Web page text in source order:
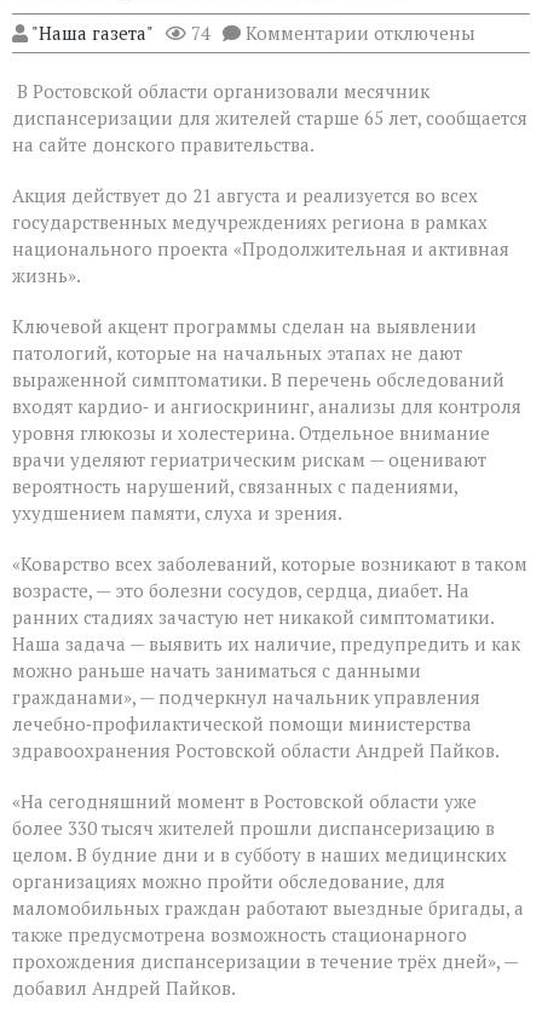
"Наша газета" 74 Комментарии к
записи
Дону
проходит
месячник
людей
«серебряного»
возраста
отключены
В Ростовской области организовали месячник
диспансеризации для жителей старше 65 лет, сообщается
на сайте донского правительства.
Акция действует до 21 августа и реализуется во всех
государственных медучреждениях региона в рамках
национального проекта «Продолжительная и активная
жизнь».
Ключевой акцент программы сделан на выявлении
патологий, которые на начальных этапах не дают
выраженной симптоматики. В перечень обследований
входят кардио‑ и ангиоскрининг, анализы для контроля
уровня глюкозы и холестерина. Отдельное внимание
врачи уделяют гериатрическим рискам — оценивают
вероятность нарушений, связанных с падениями,
ухудшением памяти, слуха и зрения.
«Коварство всех заболеваний, которые возникают в таком
возрасте, — это болезни сосудов, сердца, диабет. На
ранних стадиях зачастую нет никакой симптоматики.
Наша задача — выявить их наличие, предупредить и как
можно раньше начать заниматься с данными
гражданами», — подчеркнул начальник управления
лечебно‑профилактической помощи министерства
здравоохранения Ростовской области Андрей Пайков.
«На сегодняшний момент в Ростовской области уже
более 330 тысяч жителей прошли диспансеризацию в
целом. В будние дни и в субботу в наших медицинских
организациях можно пройти обследование, для
маломобильных граждан работают выездные бригады, а
также предусмотрена возможность стационарного
прохождения диспансеризации в течение трёх дней», —
добавил Андрей Пайков.